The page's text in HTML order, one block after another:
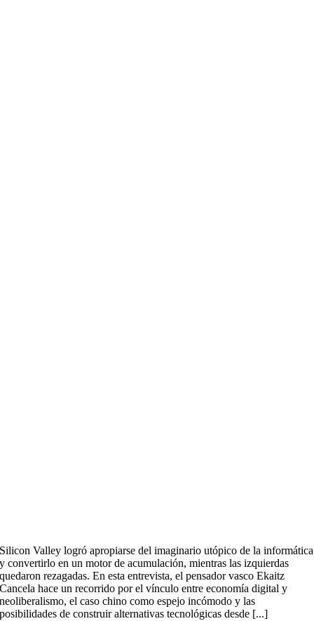
Silicon Valley logró apropiarse del imaginario utópico de la informática
y convertirlo en un motor de acumulación, mientras las izquierdas
quedaron rezagadas. En esta entrevista, el pensador vasco Ekaitz
Cancela hace un recorrido por el vínculo entre economía digital y
neoliberalismo, el caso chino como espejo incómodo y las
posibilidades de construir alternativas tecnológicas desde [...]